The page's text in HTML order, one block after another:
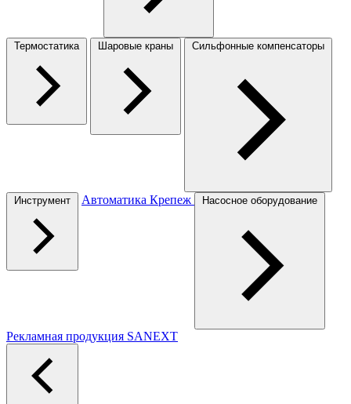
Термостатика Шаровые краны Сильфонные компенсаторы
Инструмент Автоматика Крепеж Насосное оборудование
Рекламная продукция SANEXT